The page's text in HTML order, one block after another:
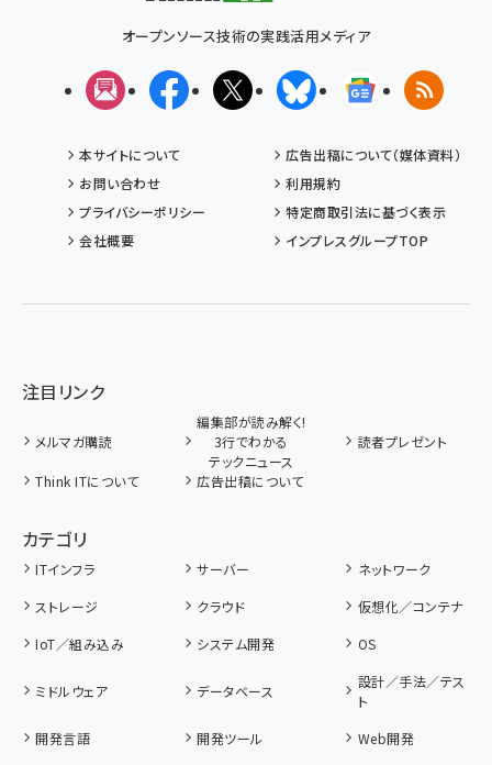
オープンソース技術の実践活用メディア
メルマガFacebookX(エックス)BlueskyGoogleニュ
RSS
本サイトについて
広告出稿について（媒体資料）
お問い合わせ
利用規約
プライバシーポリシー
特定商取引法に基づく表示
会社概要
インプレスグループTOP
注目リンク
メルマガ購読
編集部が読み解く!
3行でわかる
テックニュース
読者プレゼント
Think ITについて 広告出稿について
カテゴリ
ITインフラ サーバー
ネットワーク
ストレージ
クラウド
仮想化／コンテナ
IoT／組み込み
システム開発 OS
ミドルウェア データベース
設計／手法／テス
ト
開発言語
開発ツール
Web開発